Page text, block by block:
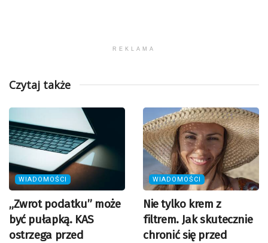
REKLAMA
Czytaj także
WIADOMOŚCI
„Zwrot podatku” może
być pułapką. KAS
ostrzega przed
WIADOMOŚCI
Nie tylko krem z
filtrem. Jak skutecznie
chronić się przed